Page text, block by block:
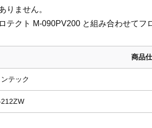
りません。
テクト M-090PV200 と組み合わせてフ
商品
ンテック
212ZW